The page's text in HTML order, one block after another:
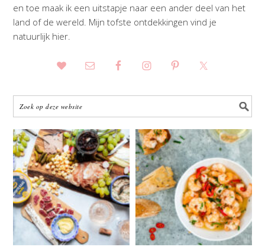
en toe maak ik een uitstapje naar een ander deel van het
land of de wereld. Mijn tofste ontdekkingen vind je
natuurlijk hier.